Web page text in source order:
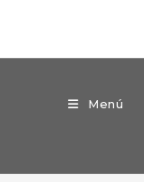
Menú